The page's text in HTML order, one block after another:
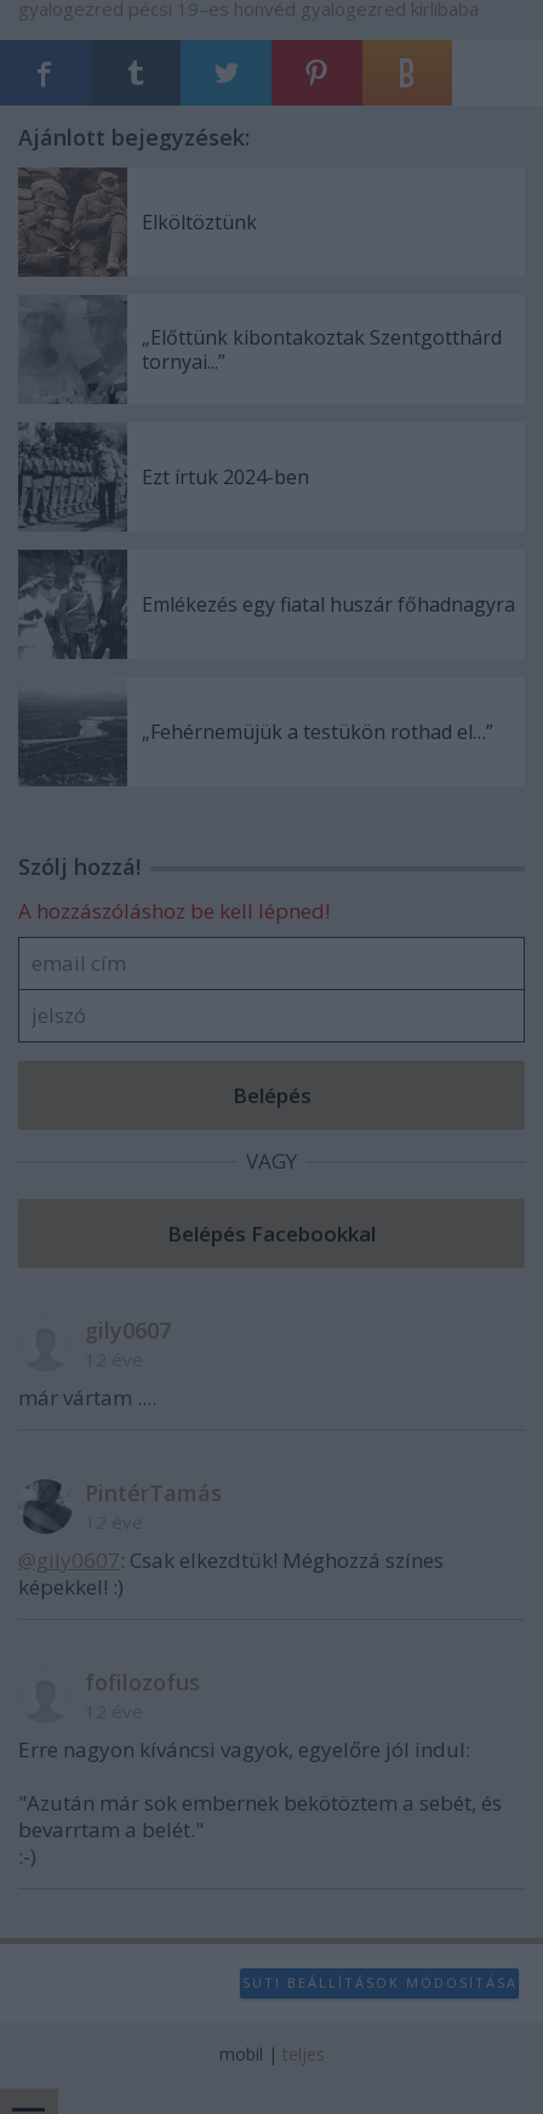
gyalogezred pécsi 19–es honvéd gyalogezred kirlibaba
Ajánlott bejegyzések:
Elköltöztünk
„Előttünk kibontakoztak Szentgotthárd
tornyai...”
Ezt írtuk 2024-ben
Emlékezés egy fiatal huszár főhadnagyra
„Fehérnemüjük a testükön rothad el…”
Szólj hozzá!
A hozzászóláshoz be kell lépned!
VAGY
gily0607
már vártam ....
PintérTamás
@gily0607: Csak elkezdtük! Méghozzá színes
képekkel! :)
fofilozofus
Erre nagyon kíváncsi vagyok, egyelőre jól indul:
"Azután már sok embernek bekötöztem a sebét, és
bevarrtam a belét."
:-)
SÜTI BEÁLLÍTÁSOK MÓDOSÍTÁSA
mobil | teljes